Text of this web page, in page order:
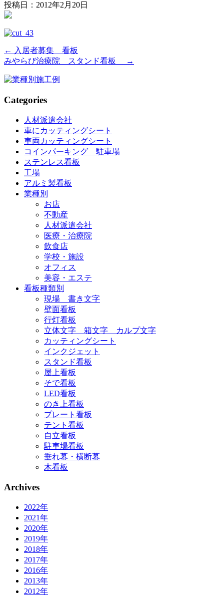
投稿日：2012年2月20日
← 入居者募集 看板
みやらび治療院 スタンド看板
→
Categories
人材派遣会社
車にカッティングシート
車両カッティングシート
コインパーキング 駐車場
ステンレス看板
工場
アルミ製看板
業種別
お店
不動産
人材派遣会社
医療・治療院
飲食店
学校・施設
オフィス
美容・エステ
看板種類別
現場 書き文字
壁面看板
行灯看板
立体文字 箱文字 カルプ文字
カッティングシート
インクジェット
スタンド看板
屋上看板
そで看板
LED看板
のき上看板
プレート看板
テント看板
自立看板
駐車場看板
垂れ幕・横断幕
木看板
Archives
2022年
2021年
2020年
2019年
2018年
2017年
2016年
2013年
2012年